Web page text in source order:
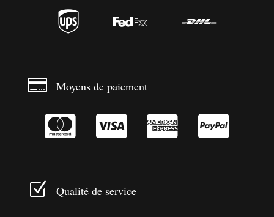
  
 Moyens de paiement
   
Z Qualité de service